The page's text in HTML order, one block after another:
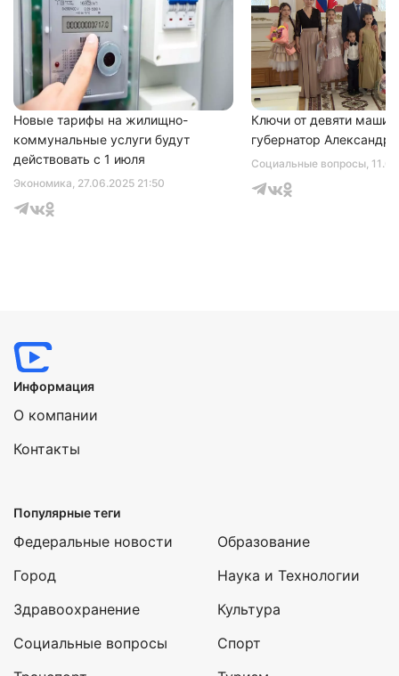
Экономика, 27.06.2025 21:50
Новые тарифы на жилищно-
коммунальные услуги будут
действовать с 1 июля
Социальные вопросы,
Ключи от девяти машин
губернатор Александр
Информация
О компании
Контакты
Популярные теги
Федеральные новости
Город
Здравоохранение
Социальные вопросы
Образование
Наука и Технологии
Культура
Спорт